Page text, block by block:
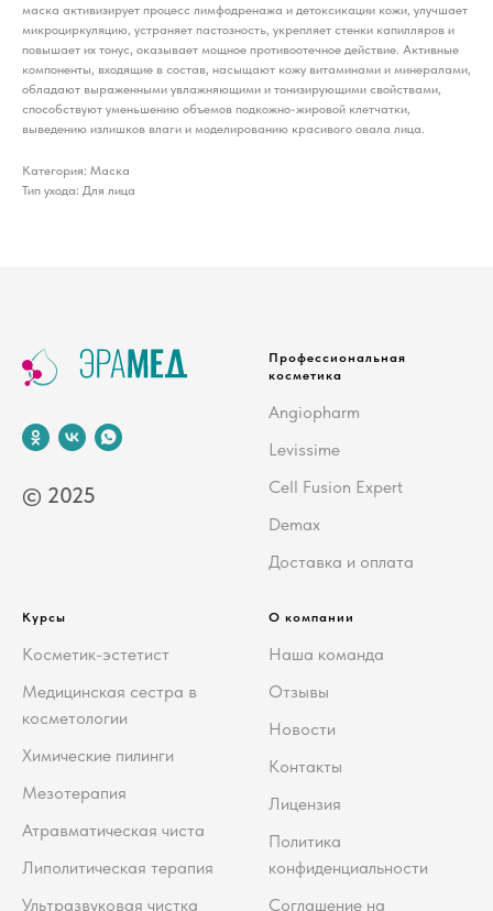
маска активизирует процесс лимфодренажа и детоксикации кожи, улучшает
микроциркуляцию, устраняет пастозность, укрепляет стенки капилляров и
повышает их тонус, оказывает мощное противоотечное действие. Активные
компоненты, входящие в состав, насыщают кожу витаминами и минералами,
обладают выраженными увлажняющими и тонизирующими свойствами,
способствуют уменьшению объемов подкожно-жировой клетчатки,
выведению излишков влаги и моделированию красивого овала лица.
Категория: Маска
Тип ухода: Для лица
© 2025
Профессиональная
косметика
Angiopharm
Levissime
Cell Fusion Expert
Demax
Доставка и оплата
Курсы
Косметик-эстетист
Медицинская сестра в
косметологии
Химические пилинги
Мезотерапия
Атравматическая чиста
Липолитическая терапия
Ультразвуковая чистка
О компании
Наша команда
Отзывы
Новости
Контакты
Лицензия
Политика
конфиденциальности
Соглашение на